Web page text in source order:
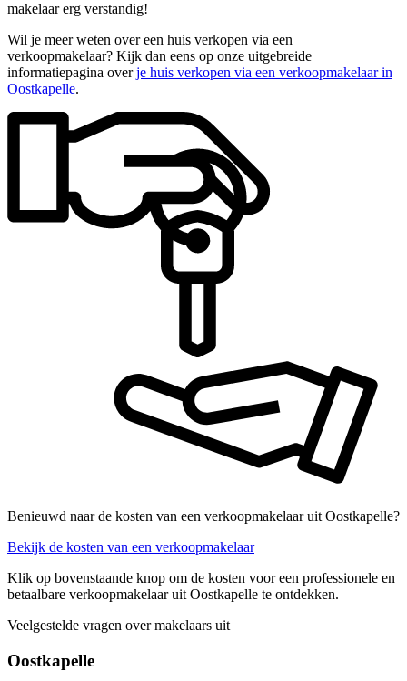
makelaar erg verstandig!
Wil je meer weten over een huis verkopen via een
verkoopmakelaar? Kijk dan eens op onze uitgebreide
informatiepagina overje huis verkopen via een verkoopmakelaar in
Oostkapelle.
Benieuwd naar de kosten van een verkoopmakelaar uit Oostkapelle?
Bekijk de kosten van een verkoopmakelaar
Klik op bovenstaande knop om de kosten voor een professionele en
betaalbare verkoopmakelaar uit Oostkapelle te ontdekken.
Veelgestelde vragen over makelaars uit
Oostkapelle